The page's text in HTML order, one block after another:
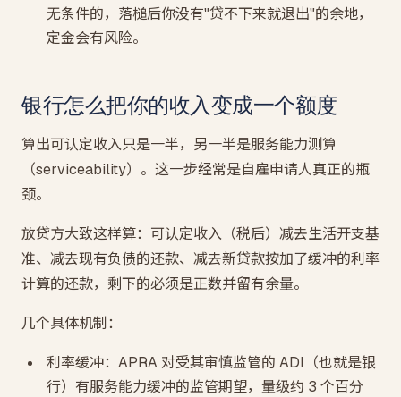
无条件的，落槌后你没有"贷不下来就退出"的余地，
定金会有风险。
银行怎么把你的收入变成一个额度
算出可认定收入只是一半，另一半是服务能力测算
（serviceability）。这一步经常是自雇申请人真正的瓶
颈。
放贷方大致这样算：可认定收入（税后）减去生活开支基
准、减去现有负债的还款、减去新贷款按加了缓冲的利率
计算的还款，剩下的必须是正数并留有余量。
几个具体机制：
利率缓冲：APRA 对受其审慎监管的 ADI（也就是银
行）有服务能力缓冲的监管期望，量级约 3 个百分